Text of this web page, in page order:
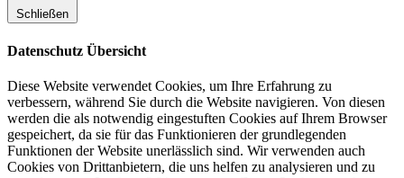
Schließen
Datenschutz Übersicht
Diese Website verwendet Cookies, um Ihre Erfahrung zu
verbessern, während Sie durch die Website navigieren. Von diesen
werden die als notwendig eingestuften Cookies auf Ihrem Browser
gespeichert, da sie für das Funktionieren der grundlegenden
Funktionen der Website unerlässlich sind. Wir verwenden auch
Cookies von Drittanbietern, die uns helfen zu analysieren und zu